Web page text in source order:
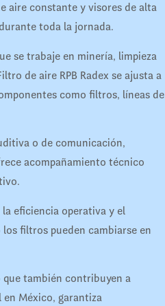
aire constante y visores de alta
toda la jornada.
se trabaje en minería, limpieza
de aire RPB Radex se ajusta a
como filtros, líneas de
o de comunicación,
acompañamiento técnico
eficiencia operativa y el
filtros pueden cambiarse en
que también contribuyen a
México, garantiza